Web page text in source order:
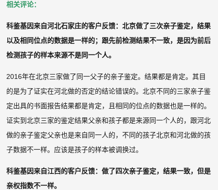
相关评论：
科鉴基因来自河北石家庄的客户反馈：北京做了三次亲子鉴定，结果
以及相同位点的数据是一样的；跟先前检测结果不一致，是因为前后
检测孩子的样本来源不是同一个人。
2016年在北京三家做了同一父子的亲子鉴定。结果都是肯定。其目
的是为了证实在河北做的否定的结论错误的。北京不同的三家亲子鉴
定出具的书面报告结果都是肯定，且相同的位点的数据也是一样的。
证实到北京三家的鉴定结果父亲和孩子都是来源同一个人的，跟河北
做的亲子鉴定父亲也是来自同一人的，不同的孩子北京和河北做的孩
子数据不一样。应该是孩子的样本被调换过。
科鉴基因来自江西的客户反馈：做了四次亲子鉴定，结果一致，但是
亲权指数不一样。